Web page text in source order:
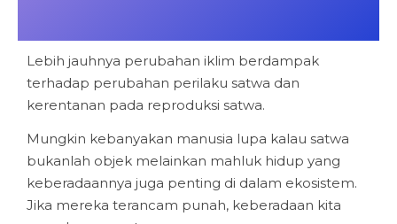
Lebih jauhnya perubahan iklim berdampak
terhadap perubahan perilaku satwa dan
kerentanan pada reproduksi satwa.
Mungkin kebanyakan manusia lupa kalau satwa
bukanlah objek melainkan mahluk hidup yang
keberadaannya juga penting di dalam ekosistem.
Jika mereka terancam punah, keberadaan kita